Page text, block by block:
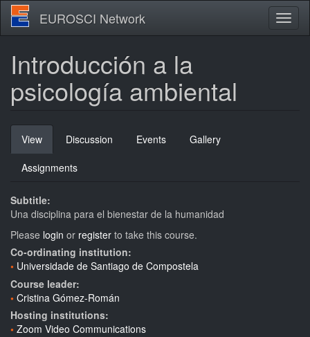
Skip
main
EUROSCI Network
Introducción a la
psicología ambiental
Primary
tabs
View (active
tab)
Discussion Events Gallery
Assignments
Subtitle:
Una disciplina para el bienestar de la humanidad
Please login or register to take this course.
Co-ordinating institution:
Universidade de Santiago de Compostela
Course leader:
Cristina Gómez-Román
Hosting institutions:
Zoom Video Communications